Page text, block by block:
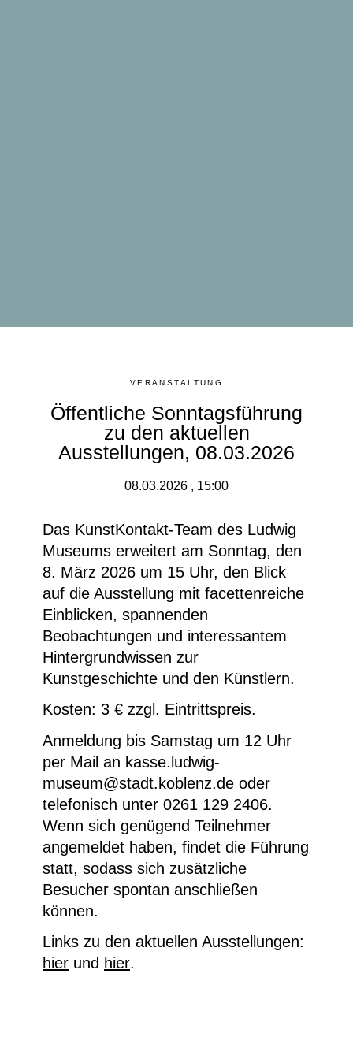
VERANSTALTUNG
Öffentliche Sonntagsführung
zu den aktuellen
Ausstellungen, 08.03.2026
08.03.2026 , 15:00
Das KunstKontakt-Team des Ludwig
Museums erweitert am Sonntag, den
8. März 2026 um 15 Uhr, den Blick
auf die Ausstellung mit facettenreiche
Einblicken, spannenden
Beobachtungen und interessantem
Hintergrundwissen zur
Kunstgeschichte und den Künstlern.
Kosten: 3 € zzgl. Eintrittspreis.
Anmeldung bis Samstag um 12 Uhr
per Mail an kasse.ludwig-
museum@stadt.koblenz.de oder
telefonisch unter 0261 129 2406.
Wenn sich genügend Teilnehmer
angemeldet haben, findet die Führung
statt, sodass sich zusätzliche
Besucher spontan anschließen
können.
Links zu den aktuellen Ausstellungen:
hier und hier.